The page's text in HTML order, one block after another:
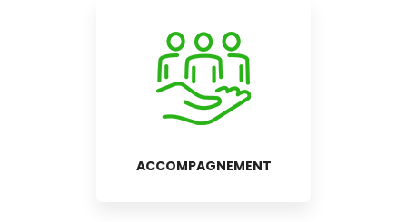
ACCOMPAGNEMENT